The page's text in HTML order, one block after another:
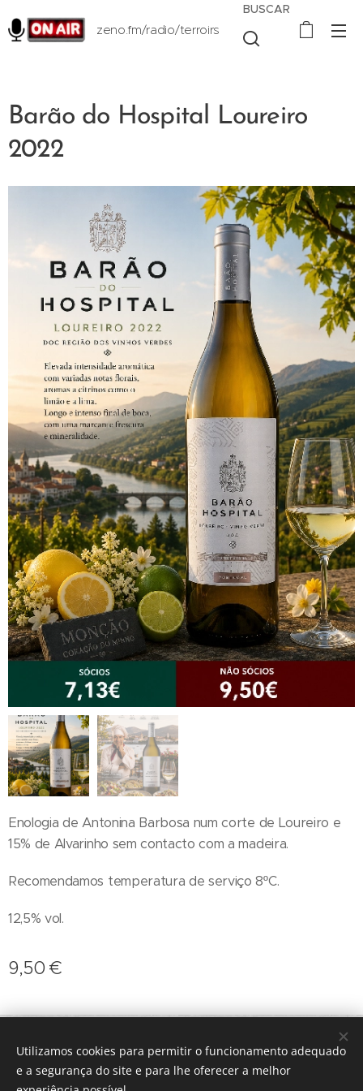
zeno.fm/radio/terroirs
BUSCAR
Barão do Hospital Loureiro
2022
Enologia de Antonina Barbosa num corte de Loureiro e
15% de Alvarinho sem contacto com a madeira.
Recomendamos temperatura de serviço 8ºC.
12,5% vol.
9,50 €
Desenvolvido por Webnode Cookies
Utilizamos cookies para permitir o funcionamento adequado
e a segurança do site e para lhe oferecer a melhor